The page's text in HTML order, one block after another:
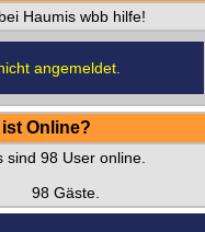
Haumis wbb hilfe!
angemeldet.
Online?
sind 98 User online.
98 Gäste.